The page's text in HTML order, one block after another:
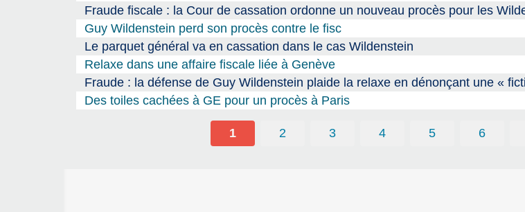
Fraude fiscale : la Cour de cassation ordonne un nouveau procès pour les
Guy Wildenstein perd son procès contre le fisc
Le parquet général va en cassation dans le cas Wildenstein
Relaxe dans une affaire fiscale liée à Genève
Fraude : la défense de Guy Wildenstein plaide la relaxe en dénonçant une «
Des toiles cachées à GE pour un procès à Paris
1 2 3 4 5 6